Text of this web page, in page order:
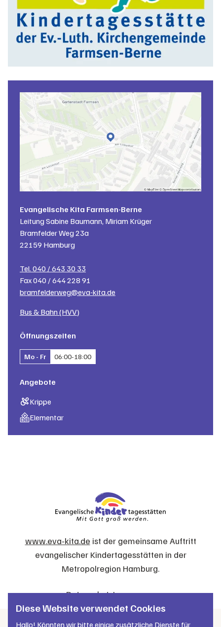
Evangelische Kita Farmsen-Berne
LeitungSabine Baumann, Miriam Krüger
Bramfelder Weg 23a
22159 Hamburg
Tel. 040 / 643 30 33
Fax040 / 644 228 91
bramfelderweg@eva-kita.de
Bus & Bahn (HVV)
Öffnungszeiten
Mo - Fr 06:00-18:00
Angebote
Krippe
Elementar
www.eva-kita.de ist der gemeinsame Auftritt
evangelischer Kindertagesstätten in der
Metropolregion Hamburg.
DatenschutzImpressum
Diese Website verwendet Cookies
Hallo! Könnten wir bitte einige zusätzliche Dienste für